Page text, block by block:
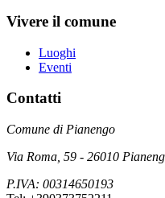
Vivere il comune
Luoghi
Eventi
Contatti
Comune di Pianengo
Via Roma, 59 - 26010
P.IVA: 00314650193